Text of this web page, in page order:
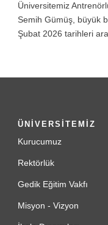
Üniversitemiz
Semih Gümüş, büyük
Şubat 2026 tarihleri
ÜNİVERSİTEMİZ
Kurucumuz
Rektörlük
Gedik Eğitim Vakfı
Misyon - Vizyon